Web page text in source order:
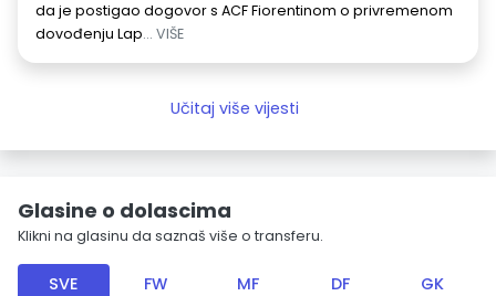
da je postigao dogovor s ACF Fiorentinom o privremenom
dovođenju Lap... VIŠE
Učitaj više vijesti
Glasine o dolascima
Klikni na glasinu da saznaš više o transferu.
SVE FW MF DF GK